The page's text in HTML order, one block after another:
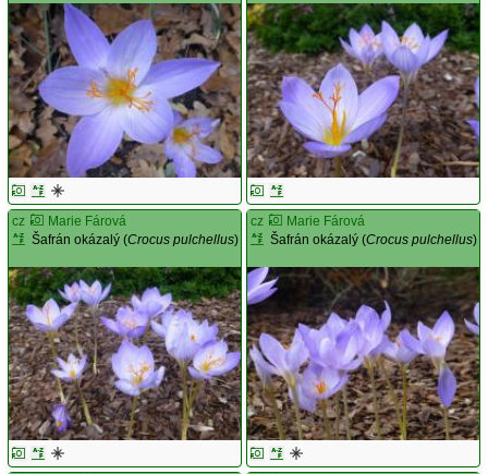
cz
Marie Fárová
Šafrán okázalý (Crocus pulchellus)
cz
Marie Fárová
Šafrán okázalý (Crocus pulchellus)